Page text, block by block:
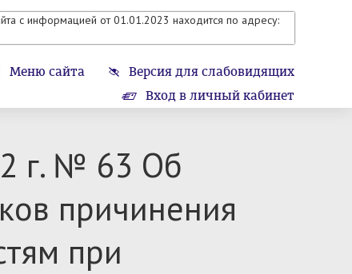
с информацией от 01.01.2023 находится по адресу:
Меню сайта
Версия для слабовидящих
Вход в личный кабинет
г. № 63 Об
причинения
при